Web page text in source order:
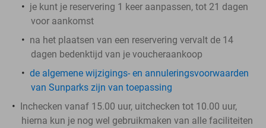
je kunt je reservering 1 keer aanpassen, tot 21 dagen
voor aankomst
na het plaatsen van een reservering vervalt de 14
dagen bedenktijd van je voucheraankoop
de algemene wijzigings- en annuleringsvoorwaarden
van Sunparks zijn van toepassing
Inchecken vanaf 15.00 uur, uitchecken tot 10.00 uur,
hierna kun je nog wel gebruikmaken van alle faciliteiten